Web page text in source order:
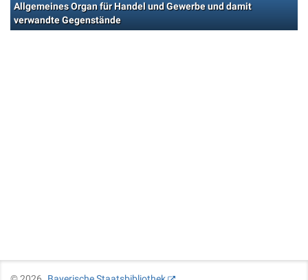
Allgemeines Organ für Handel und Gewerbe und damit
verwandte Gegenstände